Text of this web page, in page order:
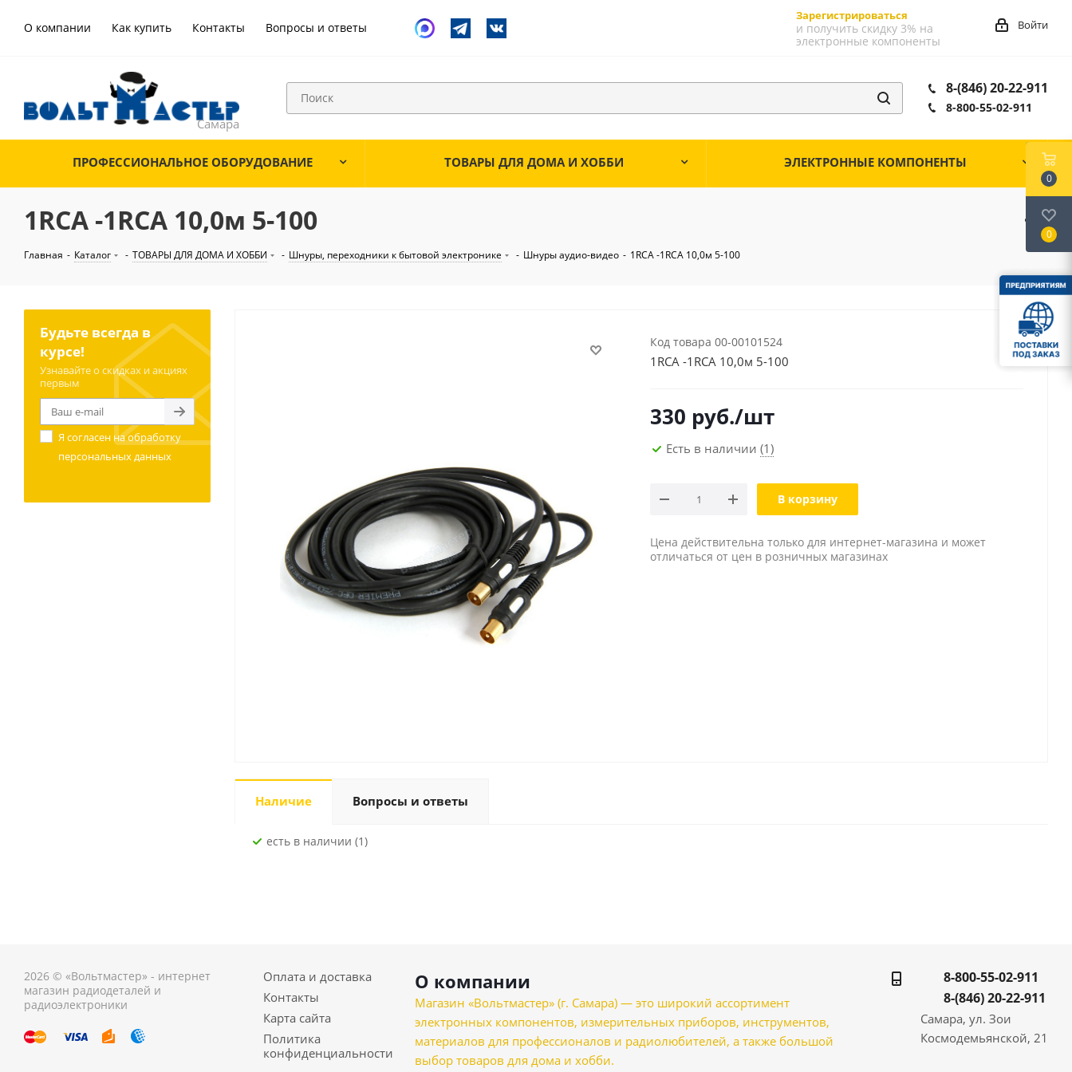
О компании Как купить Контакты Вопросы и ответы
Зарегистрироваться
и получить скидку 3% на
электронные компоненты
Войти
8-(846) 20-22-911
8-800-55-02-911
ПРОФЕССИОНАЛЬНОЕ ОБОРУДОВАНИЕ ТОВАРЫ ДЛЯ ДОМА И ХОББИ ЭЛЕКТРОННЫЕ КОМПОНЕНТЫ
1RCA -1RCA 10,0м 5-100
Главная - Каталог - ТОВАРЫ ДЛЯ ДОМА И ХОББИ - Шнуры, переходники к бытовой электронике - Шнуры аудио-видео - 1RCA -1RCA 10,0м 5-100
Код товара 00-00101524
1RCA -1RCA 10,0м 5-100
330 руб./шт
Есть в наличии (1)
В корзину
Цена действительна только для интернет-магазина и может
отличаться от цен в розничных магазинах
Наличие Вопросы и ответы
Есть в наличии (1)
Будьте всегда в
курсе!
Узнавайте о скидках и акциях
первым
Я согласен наобработку
персональных данных
2026 © «Вольтмастер» - интернет
магазин радиодеталей и
радиоэлектроники
Оплата и доставка
Контакты
Карта сайта
Политика
конфиденциальности
О компании
Магазин «Вольтмастер» (г. Самара) — это широкий ассортимент
электронных компонентов, измерительных приборов, инструментов,
материалов для профессионалов и радиолюбителей, а также большой
выбор товаров для дома и хобби.
8-800-55-02-911
8-(846) 20-22-911
Самара, ул. Зои
Космодемьянской, 21
0
0